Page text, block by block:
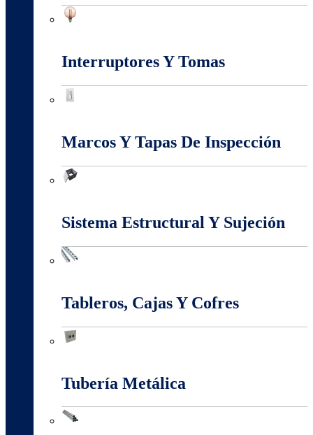
Interruptores Y Tomas
Marcos Y Tapas De Inspección
Sistema Estructural Y Sujeción
Tableros, Cajas Y Cofres
Tubería Metálica